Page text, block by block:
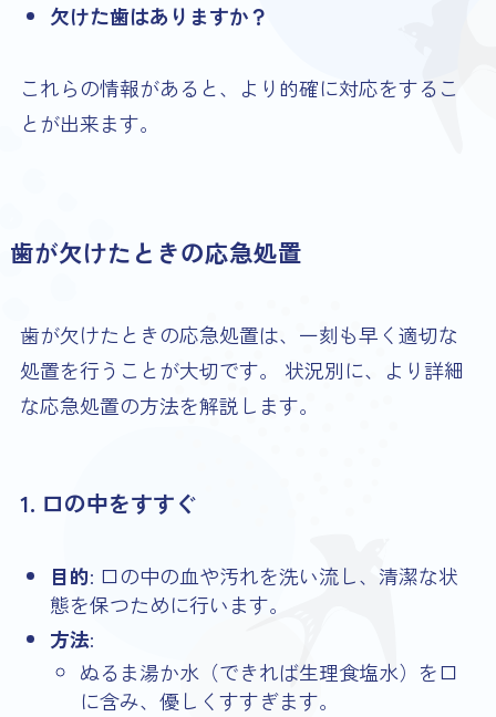
欠けた歯はありますか？
これらの情報があると、より的確に対応をするこ
とが出来ます。
歯が欠けたときの応急処置
歯が欠けたときの応急処置は、一刻も早く適切な
処置を行うことが大切です。 状況別に、より詳細
な応急処置の方法を解説します。
1. 口の中をすすぐ
目的: 口の中の血や汚れを洗い流し、清潔な状
態を保つために行います。
方法:
ぬるま湯か水（できれば生理食塩水）を口
に含み、優しくすすぎます。